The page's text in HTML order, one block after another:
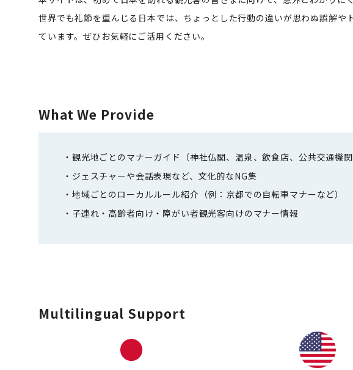
世界でも礼節を重んじる日本では、ちょっとした行動の違いが思わぬ誤解
ています。ぜひお気軽にご活用ください。
What We Provide
観光地ごとのマナーガイド（神社仏閣、温泉、飲食店、公共交通機関
ジェスチャーや会話表現など、文化的なNG集
地域ごとのローカルルール紹介（例：京都での自転車マナーなど）
子連れ・高齢者向け・障がい者観光客向けのマナー情報
Multilingual Support